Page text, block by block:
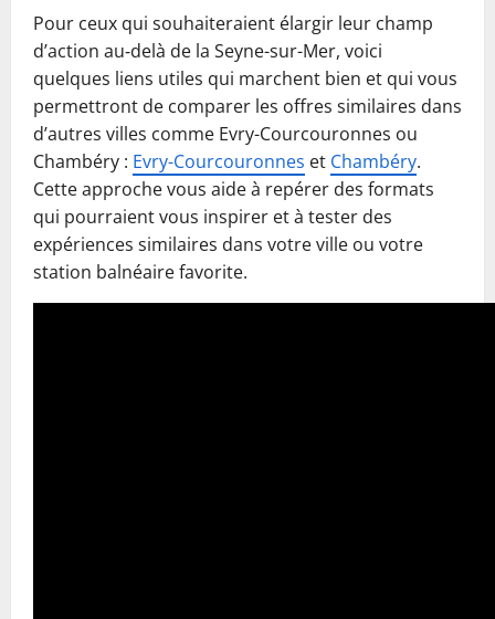
Pour ceux qui souhaiteraient élargir leur champ
d’action au‑delà de la Seyne-sur-Mer, voici
quelques liens utiles qui marchent bien et qui vous
permettront de comparer les offres similaires dans
d’autres villes comme Evry-Courcouronnes ou
Chambéry : Evry-Courcouronnes et Chambéry.
Cette approche vous aide à repérer des formats
qui pourraient vous inspirer et à tester des
expériences similaires dans votre ville ou votre
station balnéaire favorite.